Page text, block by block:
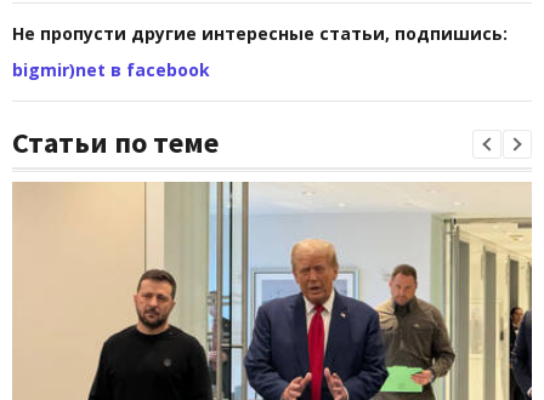
Не пропусти другие интересные статьи, подпишись:
bigmir)net в facebook
Статьи по теме